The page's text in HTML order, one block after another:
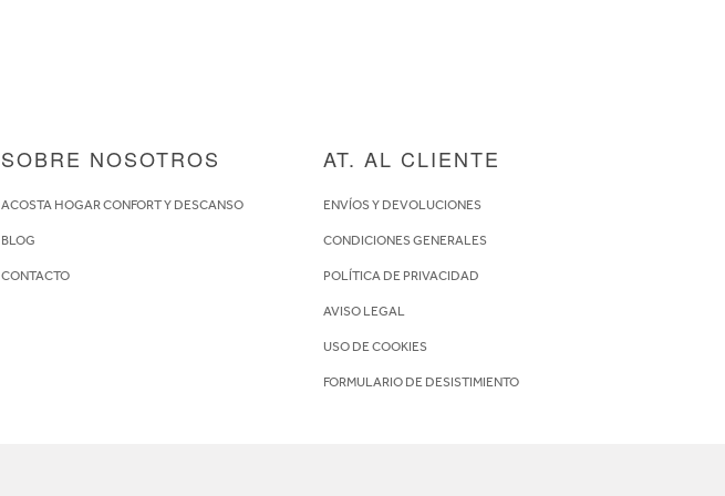
SOBRE NOSOTROS
ACOSTA HOGAR CONFORT Y DESCANSO
BLOG
CONTACTO
AT. AL CLIENTE
ENVÍOS Y DEVOLUCIONES
CONDICIONES GENERALES
POLÍTICA DE PRIVACIDAD
AVISO LEGAL
USO DE COOKIES
FORMULARIO DE DESISTIMIENTO